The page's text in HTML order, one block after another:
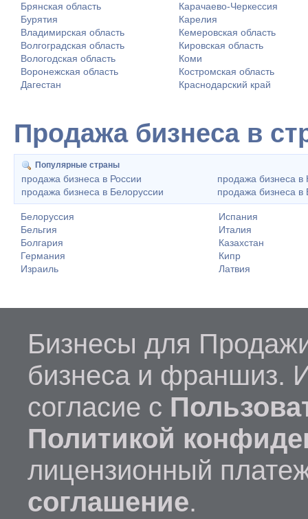
Брянская область
Бурятия
Владимирская область
Волгоградская область
Вологодская область
Воронежская область
Дагестан
Карачаево-Черкессия
Карелия
Кемеровская область
Кировская область
Коми
Костромская область
Краснодарский край
Продажа бизнеса в
Популярные страны
продажа бизнеса в России
продажа бизнеса в Белоруссии
продажа бизнеса в
продажа бизнеса в
Белоруссия
Бельгия
Болгария
Германия
Израиль
Испания
Италия
Казахстан
Кипр
Латвия
Бизнесы для
бизнеса и франшиз.
согласие с
Политикой
лицензионный
соглашение.